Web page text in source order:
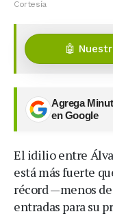
Cortesía
🤖
Agrega
en Google
El idilio entre
está más fuerte
récord —menos
entradas para su